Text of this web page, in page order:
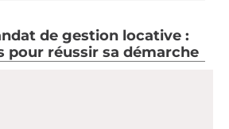
de gestion locative :
pour réussir sa démarche